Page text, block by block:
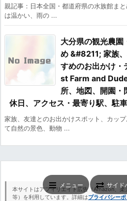
親記事：日本全国・都道府県の水族館ま
は温かい、雨の ...
大分県の観光農園
め &#8211; 家族
すめのお出かけ
st Farm and
所、地図、開園・
休日、アクセス・最寄り駅、駐
家族、友達とのお出かけスポット、カッ
て自然の景色、動物 ...
本サイトはアフィリエイト広告（Amazon、
等）を利用しています。詳細はプライバシー
メニュー サイド